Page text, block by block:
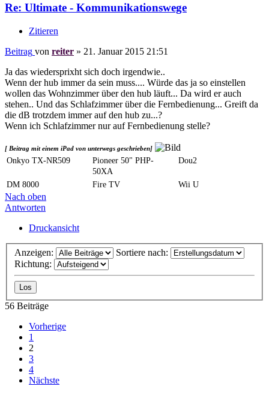
Re: Ultimate - Kommunikationswege
Zitieren
Beitrag von reiter » 21. Januar 2015 21:51
Ja das wiedersprixht sich doch irgendwie..
Wenn der hub immer da sein muss.... Würde das ja so einstellen
wollen das Wohnzimmer über den hub läuft... Da wird er auch
stehen.. Und das Schlafzimmer über die Fernbedienung... Greift da
die dB trotzdem immer auf den hub zu...?
Wenn ich Schlafzimmer nur auf Fernbedienung stelle?
[ Beitrag mit einem iPad von unterwegs geschrieben]
Onkyo TX-NR509
Pioneer 50" PHP-
50XA
Dou2
DM 8000 Fire TV Wii U
Nach oben
Antworten
Druckansicht
Anzeigen:
Sortiere nach:
Richtung:
56 Beiträge
Vorherige
1
2
3
4
Nächste